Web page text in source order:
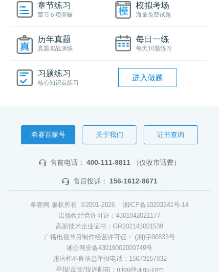
章节练习
章节专项突破
模拟考场
海量免费试题
历年真题
真题实战演练
每日一练
每天10题练习
习题练习
核心知识点练习
进入做题
希赛百家号 关于我们 证书查询
售前电话： 400-111-9811 （仅收市话费）
售后投诉： 156-1612-8671
希赛网 版权所有 ©2001-2026 湘ICP备10203241号-14
出版物经营许可证：4301042021177
高新技术企业证书：GR202143001539
广播电视节目制作经营许可证： (湘)字00833号
湘公网安备43019002000749号
违法和不良信息举报电话：15673157832
举报/反馈/投诉邮箱：ujigu@ujigu.com